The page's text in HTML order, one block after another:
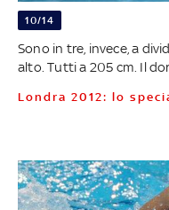
10/14
Sono in tre, invece, a
alto. Tutti a 205 cm. Il
Londra 2012: lo